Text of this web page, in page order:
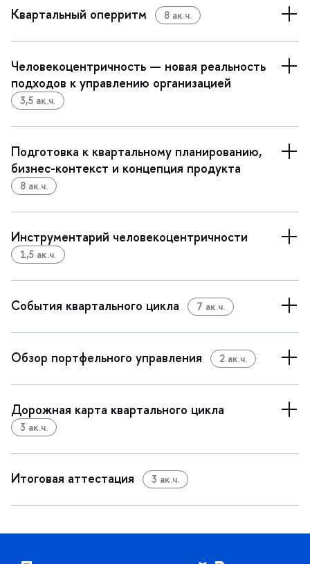
Квартальный оперритм 8 ак.ч.
Человекоцентричность — новая реальность
подходов к управлению организацией
3,5 ак.ч.
Подготовка к квартальному планированию,
изнес-контекст и концепция продукта
8 ак.ч.
Инструментарий человекоцентричности
1,5 ак.ч.
События квартального цикла 7 ак.ч.
Обзор портфельного управления 2 ак.ч.
Дорожная карта квартального цикла
3 ак.ч.
Итоговая аттестация 3 ак.ч.